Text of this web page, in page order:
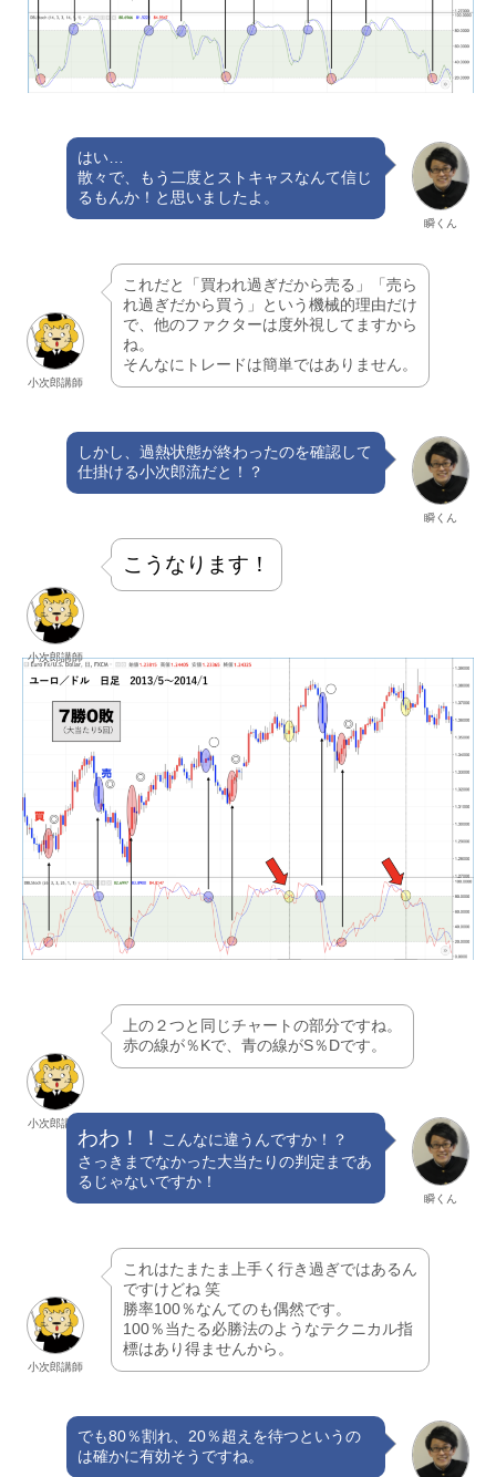
瞬くん
はい…
散々で、もう二度とストキャスなんて信じ
るもんか！と思いましたよ。
小次郎講師
これだと「買われ過ぎだから売る」「売ら
れ過ぎだから買う」という機械的理由だけ
で、他のファクターは度外視してますから
ね。
そんなにトレードは簡単ではありません。
瞬くん
しかし、過熱状態が終わったのを確認して
仕掛ける小次郎流だと！？
小次郎講師
こうなります！
小次郎講師
上の２つと同じチャートの部分ですね。
赤の線が％Kで、青の線がS％Dです。
瞬くん
わわ！！ こんなに違うんですか！？
さっきまでなかった大当たりの判定まであ
るじゃないですか！
小次郎講師
これはたまたま上手く行き過ぎではあるん
ですけどね 笑
勝率100％なんてのも偶然です。
100％当たる必勝法のようなテクニカル指
標はあり得ませんから。
でも80％割れ、20％超えを待つというの
は確かに有効そうですね。